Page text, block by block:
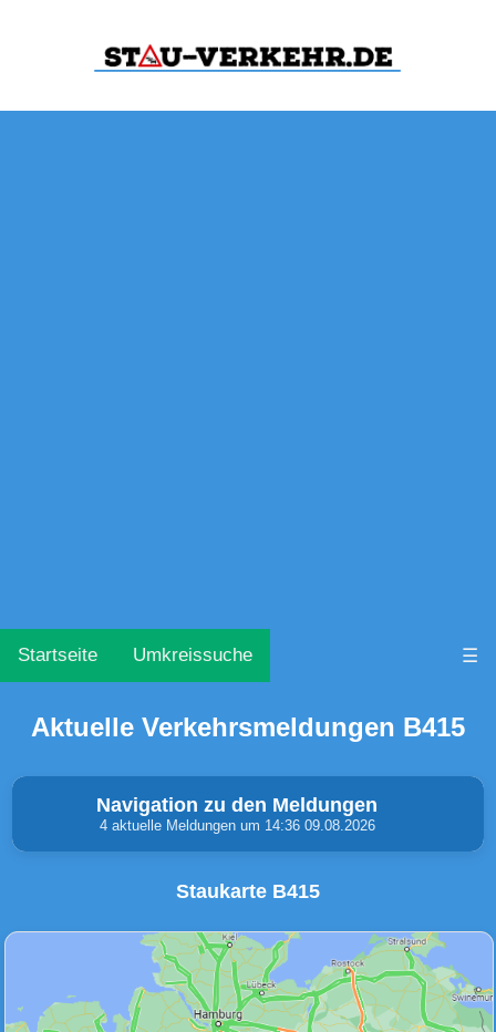
Startseite Umkreissuche ☰
Aktuelle Verkehrsmeldungen B415
Navigation zu den Meldungen
4 aktuelle Meldungen um 14:36 09.08.2026
Unfälle & Warnungen Stau
(0)
Staukarte B415